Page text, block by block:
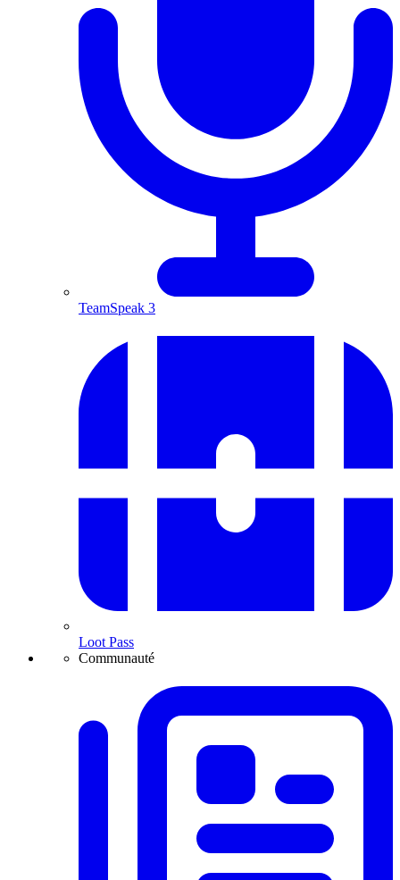
TeamSpeak 3
Loot Pass
Communauté